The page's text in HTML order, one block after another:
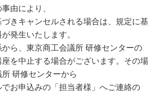
由により、
きキャンセルされる場合は、規定に基
発生いたします。
から、東京商工会議所 研修センターの
を中止する場合がございます。その場
研修センターから
お申込みの「担当者様」へご連絡の